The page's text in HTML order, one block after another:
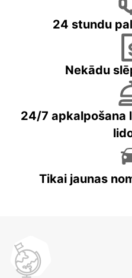
24 stundu
Nekādu
24/7 apkalpošana
Tikai jaunas